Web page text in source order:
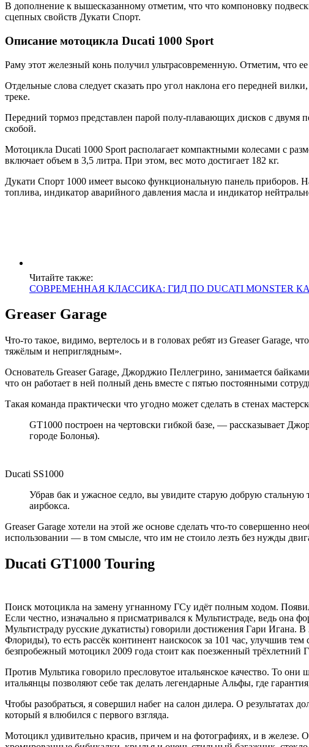
В дополнение к вышесказанному отметим, что что компоновку
сцепных свойств Дукати Спорт.
Описание мотоцикла Ducati 1000 Sport
Раму этот железный конь получил ультрасовременную. Отметим, что
Отдельные слова следует сказать про угол наклона его передней
треке.
Передний тормоз представлен парой полу-плавающих дисков с
скобой.
Мотоцикла Ducati 1000 Sport располагает компактными колесами с
включает объем в 3,5 литра. При этом, вес мото достигает 182 кг.
Дукати Спорт 1000 имеет высоко функциональную панель приборов. На
топлива, индикатор аварийного давления масла и индикатор
Читайте также:
СОВРЕМЕННАЯ КЛАССИКА: ГИД ПО DUCATI
Greaser Garage
Что-то такое, видимо, вертелось и в головах ребят из Greaser Garage,
тяжёлым и неприглядным».
Основатель Greaser Garage, Джорджио Пеллегрино, занимается
что он работает в ней полный день вместе с пятью постоянными
Такая команда практически что угодно может сделать в стенах
GT1000 построен на чертовски гибкой базе, — рассказывает
городе Болонья).
Ducati SS1000
Убрав бак и ужасное седло, вы увидите старую добрую
аирбокса.
Greaser Garage хотели на этой же основе сделать что-то совершенно
использовании — в том смысле, что им не стоило лезть без нужды
Ducati GT1000 Touring
Поиск мотоцикла на замену угнанному ГСу идёт полным ходом.
Если честно, изначально я присматривался к Мультистраде, ведь она
Мультистраду русские дукатисты) говорили достижения Гари Игана.
Флориды), то есть рассёк континент наискосок за 101 час, улучшив
безпробежный мотоцикл 2009 года стоит как поезженный трёхлетний
Против Мультика говорило пресловутое итальянское качество. То
итальянцы позволяют себе так делать легендарные Альфы, где
Чтобы разобраться, я совершил набег на салон дилера. О
который я влюбился с первого взгляда.
Мотоцикл удивительно красив, причем и на фотографиях, и в железе.